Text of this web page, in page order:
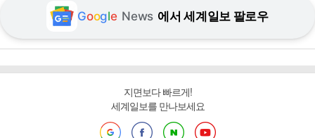
Google News 에서 세계일보 팔로우
지면보다 빠르게!
세계일보를 만나보세요